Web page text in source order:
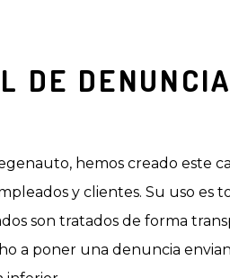
DE
hemos creado este
y clientes. Su uso es
son tratados de forma
a poner una denuncia